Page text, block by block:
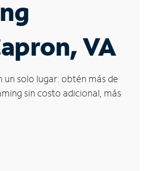
VA
solo lugar: obtén más de
sin costo adicional, más